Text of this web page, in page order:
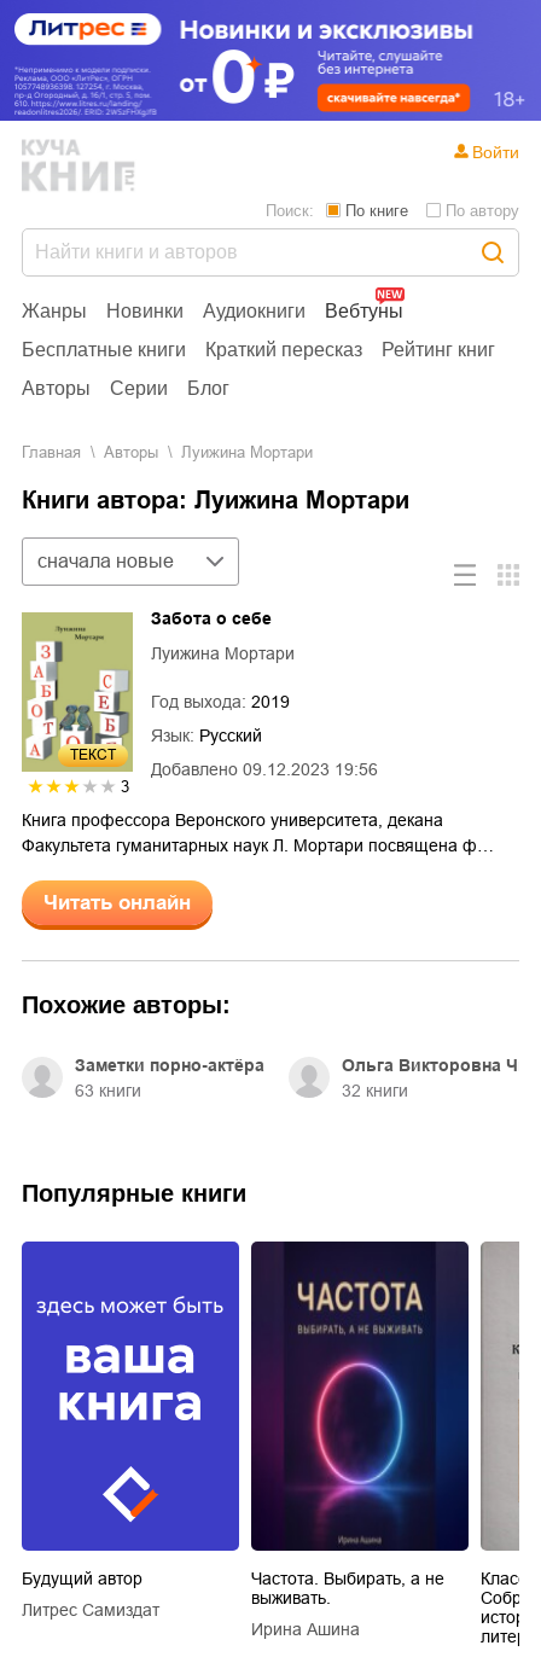
Жанры Новинки Аудиокниги
Вебтуны
Бесплатные книги
Краткий пересказ
Рейтинг книг
Авторы
Серии Блог
Поиск: По книге По автору
Войти
Главная Aвторы Луижина Мортари
Книги автора: Луижина Мортари
Сортировка
сначала новые
ТЕКСТ
3
Добавлено 09.12.2023 19:56
Забота о себе
Луижина Мортари
Год выхода: 2019
Язык: Русский
Книга профессора Веронского университета, декана
Факультета гуманитарных наук Л. Мортари посвящена ф…
Читать онлайн
Похожие авторы:
Заметки порно-актёра
63 книги
Ольга Викторовна
32 книги
Популярные книги
Будущий автор
Литрес Самиздат
Частота. Выбирать, а не
выживать.
Ирина Ашина